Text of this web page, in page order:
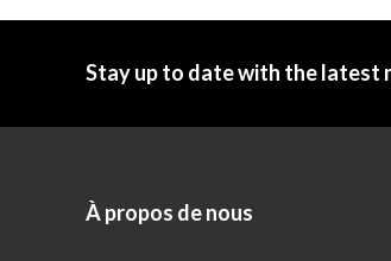
Stay up to date with the latest
À propos de nous